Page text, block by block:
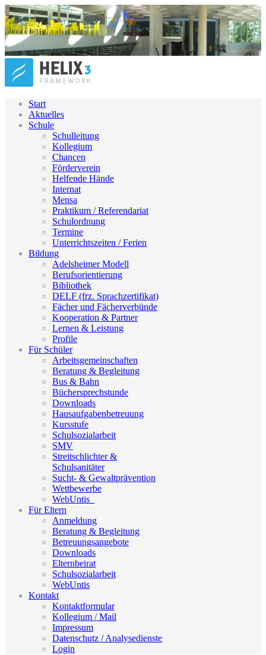
Start
Aktuelles
Schule
Schulleitung
Kollegium
Chancen
Förderverein
Helfende Hände
Internat
Mensa
Praktikum / Referendariat
Schulordnung
Termine
Unterrichtszeiten / Ferien
Bildung
Adelsheimer Modell
Berufsorientierung
Bibliothek
DELF (frz. Sprachzertifikat)
Fächer und Fächerverbünde
Kooperation & Partner
Lernen & Leistung
Profile
Für Schüler
Arbeitsgemeinschaften
Beratung & Begleitung
Bus & Bahn
Büchersprechstunde
Downloads
Hausaufgabenbetreuung
Kursstufe
Schulsozialarbeit
SMV
Streitschlichter &
Schulsanitäter
Sucht- & Gewaltprävention
Wettbewerbe
WebUntis_
Für Eltern
Anmeldung
Beratung & Begleitung
Betreuungsangebote
Downloads
Elternbeirat
Schulsozialarbeit
WebUntis
Kontakt
Kontaktformular
Kollegium / Mail
Impressum
Datenschutz / Analysedienste
Login